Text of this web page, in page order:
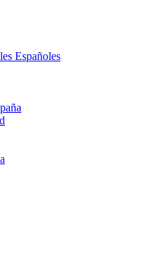
Españoles